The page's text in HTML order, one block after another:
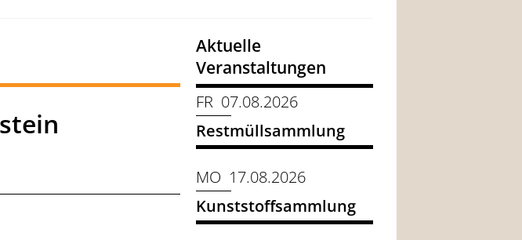
Aktuelle
Veranstaltungen
FR 07.08.2026
Restmüllsammlung
MO 17.08.2026
Kunststoffsammlung